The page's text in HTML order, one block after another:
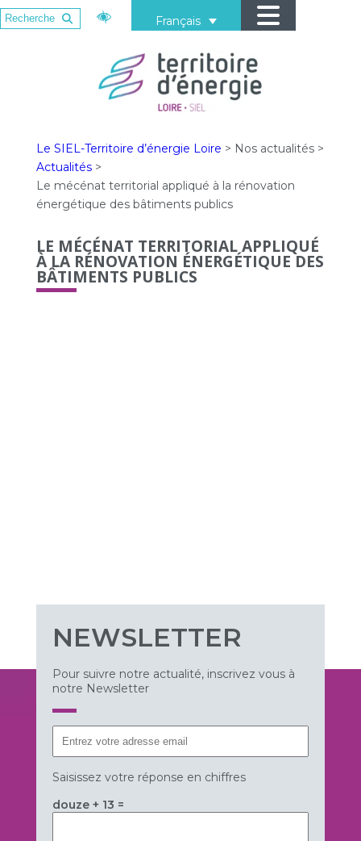
Français
Le SIEL-Territoire d’énergie Loire > Nos actualités>
Actualités >
Le mécénat territorial appliqué à la rénovation
énergétique des bâtiments publics
LE MÉCÉNAT TERRITORIAL APPLIQUÉ
À LA RÉNOVATION ÉNERGÉTIQUE DES
BÂTIMENTS PUBLICS
NEWSLETTER
Pour suivre notre actualité, inscrivez vous à
notre Newsletter
Saisissez votre réponse en chiffres
douze + 13 =